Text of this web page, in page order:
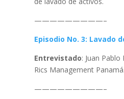
—————————–
Episodio No. 3: Lavado
Entrevistado: Juan
Rics Management Panamá.
—————————–